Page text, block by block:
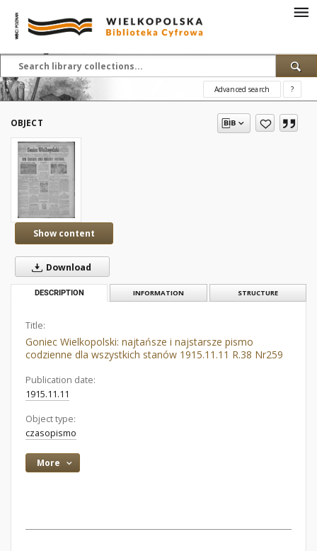
Advanced search ?
OBJECT
Show content
Download
DESCRIPTION INFORMATION STRUCTURE
Title:
Goniec Wielkopolski: najtańsze i najstarsze pismo
codzienne dla wszystkich stanów 1915.11.11 R.38 Nr259
Publication date:
1915.11.11
Object type:
czasopismo
More